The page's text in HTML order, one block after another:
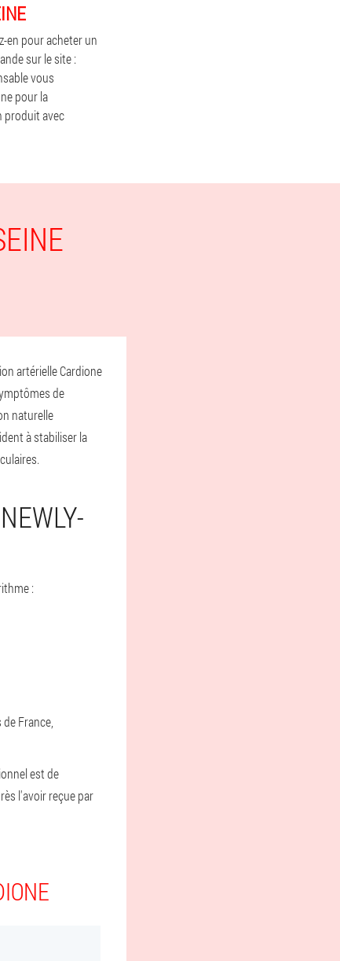
en pour acheter un
sur le site :
vous
pour la
produit avec
artérielle Cardione
de
naturelle
à stabiliser la
:
France,
est de
l'avoir reçue par